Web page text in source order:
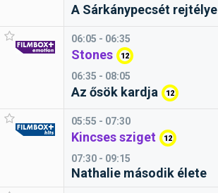
A Sárkánypecsét rejtélye
06:05 - 06:35
Stones 12
06:35 - 08:05
Az ősök kardja 12
05:55 - 07:30
Kincses sziget 12
07:30 - 09:15
Nathalie második élete